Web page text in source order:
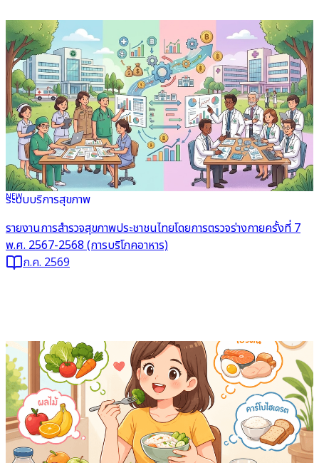
อ่านต่อ
NEW
ระบบบริการสุขภาพ
รายงานการสำรวจสุขภาพประชาชนไทยโดยการตรวจร่างกายครั้งที่ 7
พ.ศ. 2567-2568 (การบริโภคอาหาร)
ก.ค. 2569